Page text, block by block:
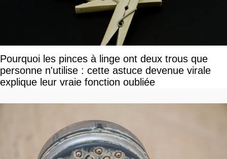
Pourquoi les pinces à linge ont deux trous que
personne n'utilise : cette astuce devenue virale
explique leur vraie fonction oubliée